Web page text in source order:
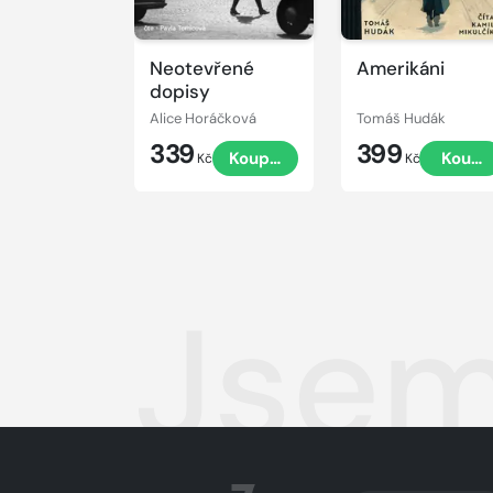
Neotevřené
dopisy
Alice Horáčková
339 Kč Koupit
Amerikáni
Tomáš Hudák
399 Kč Koupit